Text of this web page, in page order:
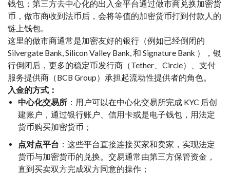
钱包；第三方去中心化的出入金平台通过做市商兑换加密货
币，做市商收到法币后，会将等值的加密货币打到付款人的
链上钱包。
这里的做市商通常是加密友好的银行（例如已经倒闭的
Silvergate Bank, Silicon Valley Bank, 和 Signature Bank ），银
行倒闭后，更多的稳定币发行商（Tether、Circle）、支付
服务提供商（BCB Group）承担起流动性提供者的角色。
入金的方式：
中心化交易所 ：用户可以在中心化交易所完成 KYC 后创
建账户，通过银行账户、信用卡或是电子钱包，用法定
货币购买加密货币；
点对点平台 ：这些平台直接连接买家和卖家，实现法定
货币与加密货币的兑换。交易通常由第三方保管资金，
直到买卖双方完成双方同意的操作；